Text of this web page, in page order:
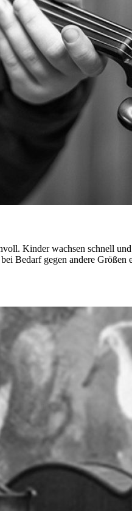
Kinder wachsen schnell
Bedarf gegen andere